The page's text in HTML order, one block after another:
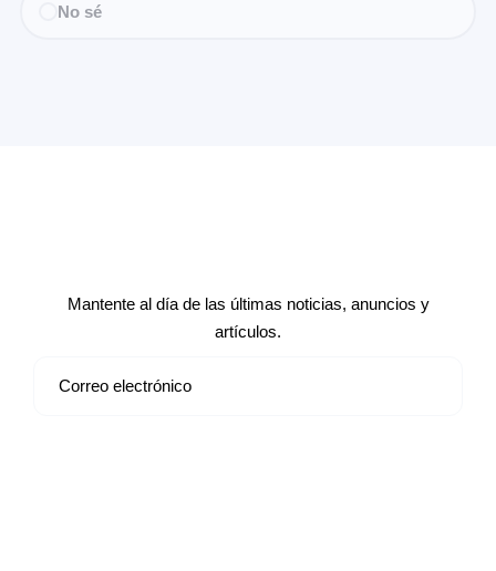
No sé
Mantente al día de las últimas noticias, anuncios y
artículos.